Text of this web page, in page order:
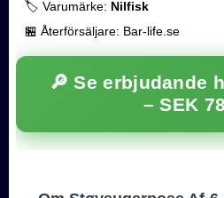
🏷️ Varumärke: Nilfisk
🏪 Återförsäljare: Bar-life.se
🔎 Se erbjudande
–SEK